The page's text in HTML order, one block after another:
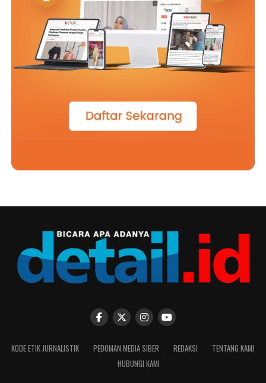
KODE ETIK JURNALISTIK PEDOMAN MEDIA SIBER REDAKSI
TENTANG KAMI
HUBUNGI KAMI